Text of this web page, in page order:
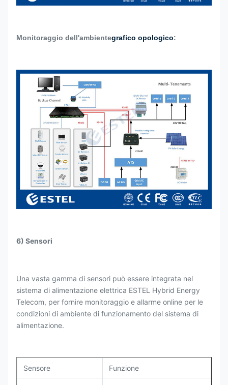
Monitoraggio dell'ambientegrafico opologico:
6) Sensori
Una vasta gamma di sensori può essere integrata nel
sistema di alimentazione elettrica ESTEL Hybrid Energy
Telecom, per fornire monitoraggio e allarme online per le
condizioni di ambiente di funzionamento del sistema di
alimentazione.
Sensore Funzione